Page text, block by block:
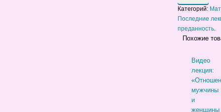
Категорий:
Последние
преданность.
Похожие
Видео
лекция:
мужчины
и
женщины